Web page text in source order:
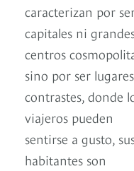
caracterizan por
capitales ni
centros
sino por ser
contrastes, donde
viajeros pueden
sentirse a gusto,
habitantes son